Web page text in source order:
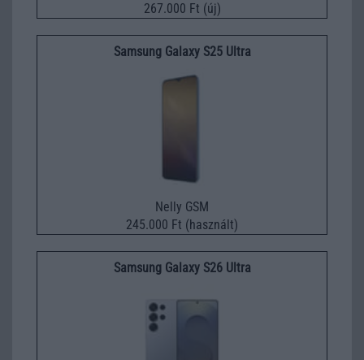
267.000 Ft (új)
Samsung Galaxy S25 Ultra
Nelly GSM
245.000 Ft (használt)
Samsung Galaxy S26 Ultra